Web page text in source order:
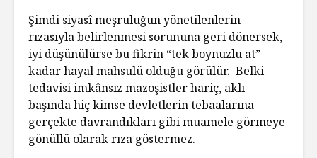
Şimdi siyasî meşruluğun yönetilenlerin
rızasıyla belirlenmesi sorununa geri dönersek,
iyi düşünülürse bu fikrin “tek boynuzlu at”
kadar hayal mahsulü olduğu görülür. Belki
tedavisi imkânsız mazoşistler hariç, aklı
başında hiç kimse devletlerin tebaalarına
gerçekte davrandıkları gibi muamele görmeye
gönüllü olarak rıza göstermez.